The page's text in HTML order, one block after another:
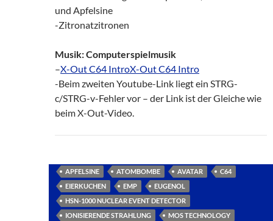
und Apfelsine
-Zitronatzitronen
Musik: Computerspielmusik
–X-Out C64 IntroX-Out C64 Intro
-Beim zweiten Youtube-Link liegt ein STRG-
c/STRG-v-Fehler vor – der Link ist der Gleiche wie
beim X-Out-Video.
APFELSINE ATOMBOMBE AVATAR
C64
EIERKUCHEN
EMP
EUGENOL
HSN-1000 NUCLEAR EVENT DETECTOR
IONISIERENDE STRAHLUNG
MOS TECHNOLOGY